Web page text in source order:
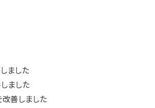
ました
ました
善しました